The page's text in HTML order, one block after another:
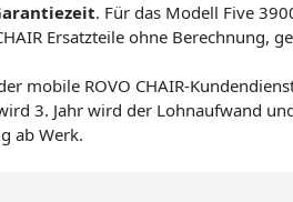
. Für das Modell Five
Ersatzteile ohne Berechnung,
mobile ROVO CHAIR-
3. Jahr wird der Lohnaufwand
ab Werk.